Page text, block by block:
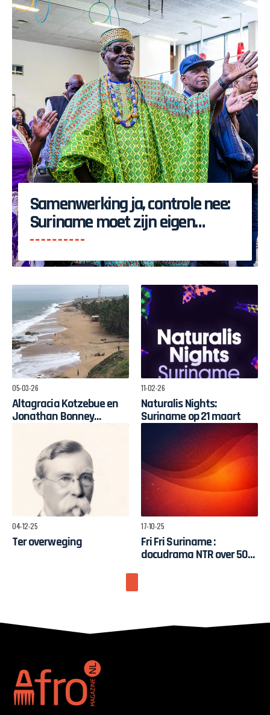
Samenwerking ja, controle nee:
Suriname moet zijn eigen
ontwikkeling bepalen
05-03-26
Altagracia Kotzebue en
Jonathan Bonney
maakten documentaire
over Keti Koti-
pelgrimstocht naar
Ghana
11-02-26
Naturalis Nights:
Suriname op 21 maart
04-12-25
Ter overweging
17-10-25
Fri Fri Suriname :
docudrama NTR over 50